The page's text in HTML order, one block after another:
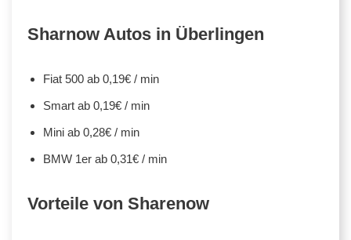
Sharnow Autos in Überlingen
Fiat 500 ab 0,19€ / min
Smart ab 0,19€ / min
Mini ab 0,28€ / min
BMW 1er ab 0,31€ / min
Vorteile von Sharenow